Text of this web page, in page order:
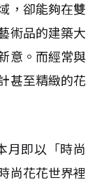
，卻能夠在雙
術品的建築大
意。而經常與
甚至精緻的花
月即以「時尚
尚花花世界裡